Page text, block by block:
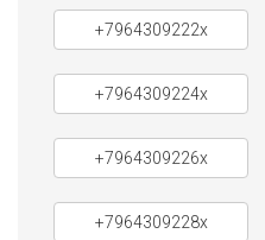
+7964309222x
+7964309224x
+7964309226x
+7964309228x